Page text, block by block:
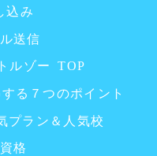
込み
送信
ルゾー TOP
る７つのポイント
プラン＆人気校
格